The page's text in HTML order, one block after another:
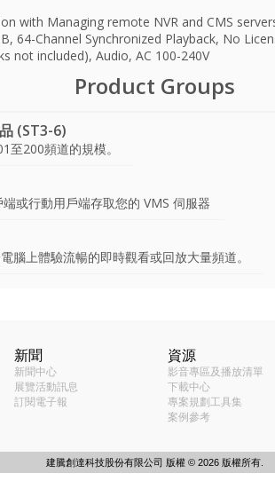
with Managing remote NVR and CMS
64-Channel Synchronized Playback, No
not included), Audio, AC 100-240V
Product Groups
(ST3-6)
200頻道的規模。
或行動用戶端存取您的 VMS 伺服器
腦上體驗流暢的即時觀看或回放大量頻道。
獨立工作站
支援所有解析度的ACTi 攝影機
NVR Workstation
SWS-200
Windows 10 to Windows 11 (11KB)
新聞
新聞中心
展覽活動訊息
訂閱電子報
資源
影音專區及播放清單
下載中心
專案規劃工具集
案例參考
建騰創達科技股份有限公司 版權 © 2026 版權所有.